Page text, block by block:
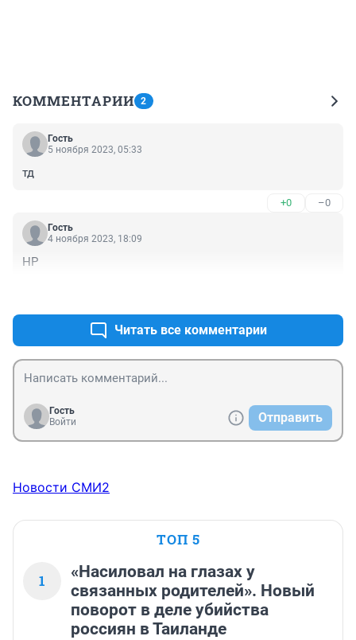
КОММЕНТАРИИ 2
Гость
5 ноября 2023, 05:33
тд
+0 –0
Гость
4 ноября 2023, 18:09
НР
Читать все комментарии
Гость
Войти
Отправить
Новости СМИ2
ТОП 5
1
«Насиловал на глазах у
связанных родителей». Новый
поворот в деле убийства
россиян в Таиланде